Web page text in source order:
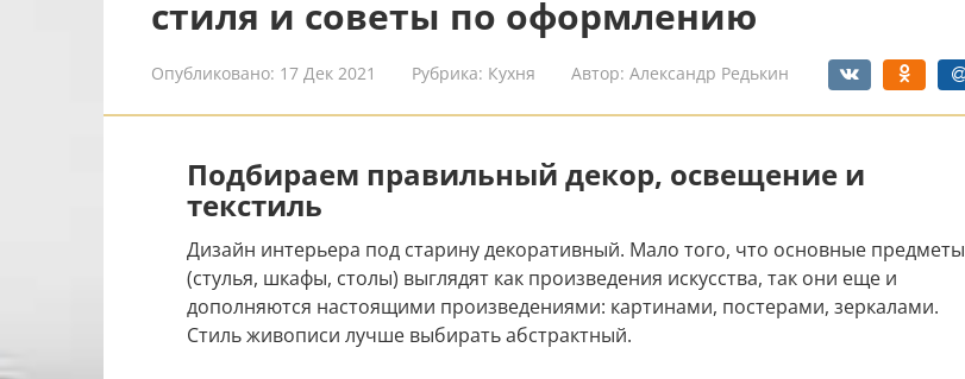
стиля и советы по оформлению
Опубликовано: 17 Дек 2021 Рубрика: Кухня Автор: Александр Редькин
Подбираем правильный декор, освещение и
текстиль
Дизайн интерьера под старину декоративный. Мало того, что основные предметы
(стулья, шкафы, столы) выглядят как произведения искусства, так они еще и
дополняются настоящими произведениями: картинами, постерами, зеркалами.
Стиль живописи лучше выбирать абстрактный.